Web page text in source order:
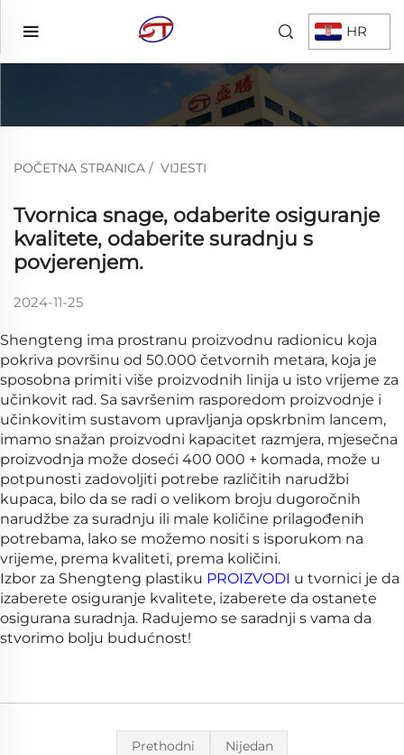
HR
POČETNA STRANICA / VIJESTI
Tvornica snage, odaberite osiguranje
kvalitete, odaberite suradnju s
povjerenjem.
2024-11-25
Shengteng ima prostranu proizvodnu radionicu koja
pokriva površinu od 50.000 četvornih metara, koja je
sposobna primiti više proizvodnih linija u isto vrijeme za
učinkovit rad. Sa savršenim rasporedom proizvodnje i
učinkovitim sustavom upravljanja opskrbnim lancem,
imamo snažan proizvodni kapacitet razmjera, mjesečna
proizvodnja može doseći 400 000 + komada, može u
potpunosti zadovoljiti potrebe različitih narudžbi
kupaca, bilo da se radi o velikom broju dugoročnih
narudžbe za suradnju ili male količine prilagođenih
potrebama, lako se možemo nositi s isporukom na
vrijeme, prema kvaliteti, prema količini.
Izbor za Shengteng plastiku PROIZVODI u tvornici je da
izaberete osiguranje kvalitete, izaberete da ostanete
osigurana suradnja. Radujemo se saradnji s vama da
stvorimo bolju budućnost!
Prethodni Nijedan